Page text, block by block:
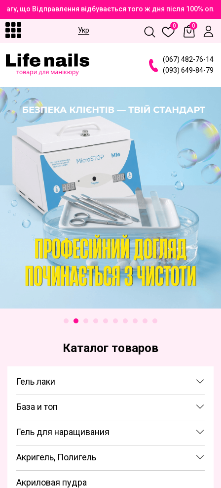
що Відправлення відбувається того ж дня після 100%
Укр
0 0
(067) 482-76-14
(093) 649-84-79
Каталог товаров
Гель лаки
База и топ
Гель для наращивания
Акригель, Полигель
Акриловая пудра